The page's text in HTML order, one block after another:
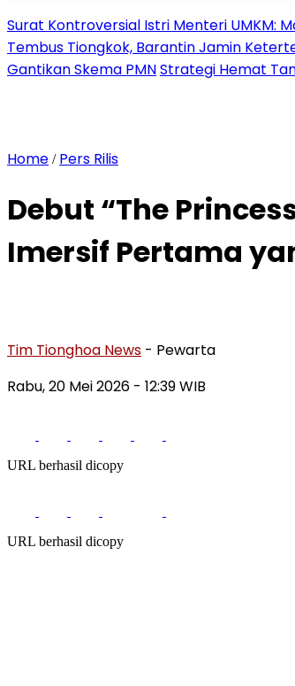
Surat Kontroversial Istri Menteri UMKM:
Tembus Tiongkok, Barantin Jamin
Gantikan Skema PMNStrategi Hemat
Home / Pers Rilis
Debut “The
Imersif Pertama
Tim Tionghoa News - Pewarta
Rabu, 20 Mei 2026 - 12:39 WIB
URL berhasil dicopy
URL berhasil dicopy